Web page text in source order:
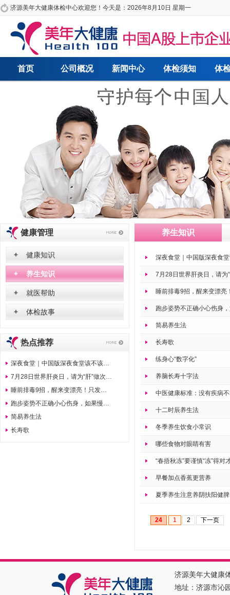
济源美年大健康体检中心欢迎您！今天是： 2026年8月10日 星期一
首页 公司概况 新闻中心 体检须知 体
养生知识
深夜食堂｜中国版深夜食
7月28日世界肝炎日，请为
睡前排毒9招，醒来变漂亮
跑步姿势不正确小心伤身
简易养生法
长寿歌
练身心“数字化”
养脑长寿十字法
中医健康标准：没有疾病
十二时辰养生法
冬季养生饮食小常识
哪些食物对眼睛有害
“春捂秋冻”要谨慎“冻”得对
早餐加点香蕉更营养
夏季养生注意养阴扶阳健
24 1 2 下一页
健康管理
健康知识
养生知识
就医帮助
体检故事
热点推荐
深夜食堂｜中国版深夜食堂该不该去？真有健康宵夜？
7月28日世界肝炎日，请为“肝”做次健康检查！
睡前排毒9招，醒来变漂亮！只发一次请收好
跑步姿势不正确小心伤身，如果慢跑的姿势不对，不仅影响跑步效果，还会对身体带来损害。
简易养生法
长寿歌
济源美年大健康
地址：济源市沁